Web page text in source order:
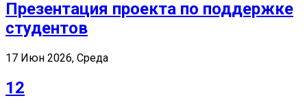
Презентация проекта по поддержке
студентов
17 Июн 2026, Среда
12